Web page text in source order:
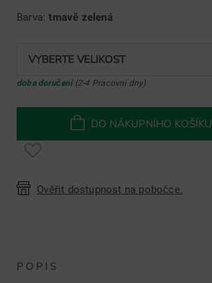
Barva:tmavě zelená
VYBERTE VELIKOST
doba doručení(2-4 Pracovní dny)
DO NÁKUPNÍHO KOŠÍKU
Ověřit dostupnost na pobočce.
POPIS